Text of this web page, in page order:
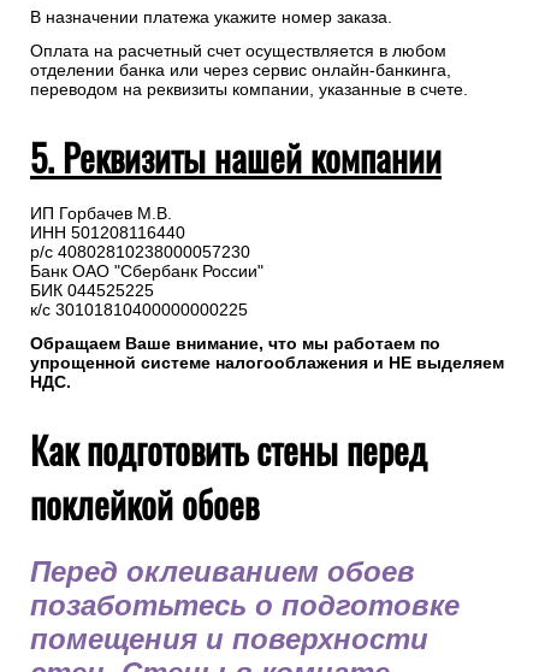
В назначении платежа укажите номер заказа.
Оплата на расчетный счет осуществляется в любом
отделении банка или через сервис онлайн-банкинга,
переводом на реквизиты компании, указанные в счете.
5. Реквизиты нашей компании
ИП Горбачев М.В.
ИНН 501208116440
р/с 40802810238000057230
Банк ОАО "Сбербанк России"
БИК 044525225
к/с 30101810400000000225
Обращаем Ваше внимание, что мы работаем по
упрощенной системе налогооблажения и НЕ выделяем
НДС.
Как подготовить стены перед
поклейкой обоев
Перед оклеиванием обоев
позаботьтесь о подготовке
помещения и поверхности